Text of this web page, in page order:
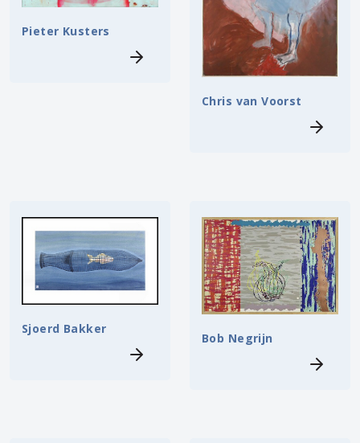
Pieter Kusters
Chris van Voorst
Sjoerd Bakker
Bob Negrijn